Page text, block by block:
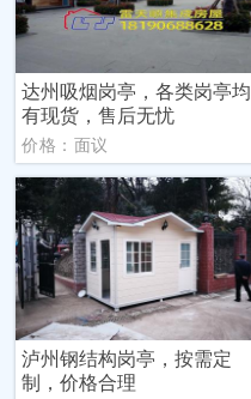
达州吸烟岗亭，各类岗亭均
有现货，售后无忧
价格：面议
泸州钢结构岗亭，按需定
制，价格合理